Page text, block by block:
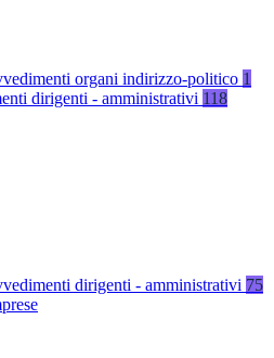
organi indirizzo-politico 1
dirigenti - amministrativi 118
dirigenti - amministrativi 75